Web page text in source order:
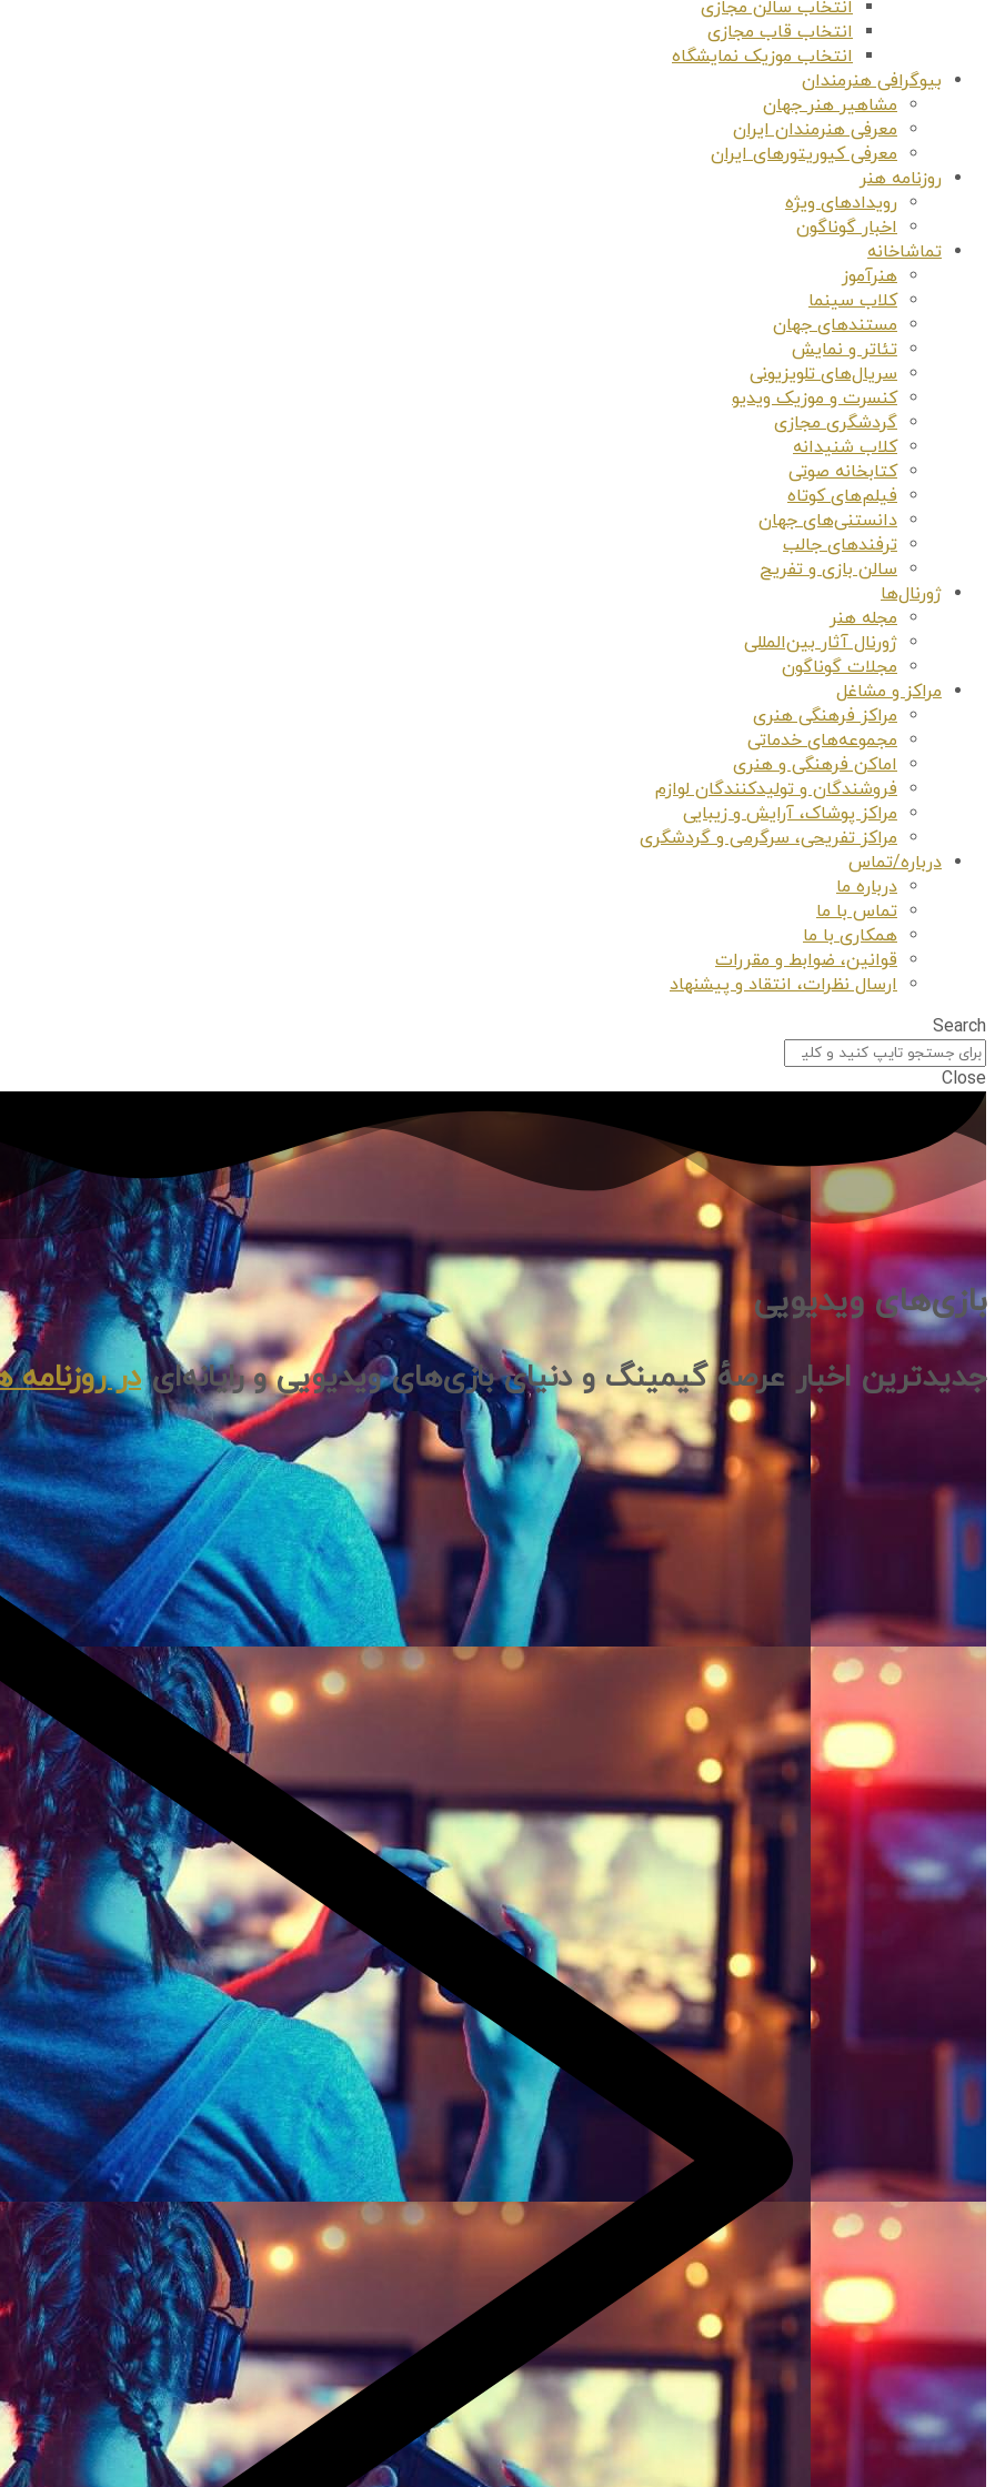
انتخاب سالن مجازی
انتخاب قاب مجازی
انتخاب موزیک نمایشگاه
بیوگرافی هنرمندان
مشاهیر هنر جهان
معرفی هنرمندان ایران
معرفی کیوریتورهای ایران
روزنامه هنر
رویدادهای ویژه
اخبار گوناگون
تماشاخانه
هنرآموز
کلاب سینما
مستندهای جهان
تئاتر و نمایش
سریال‌های تلویزیونی
کنسرت و موزیک ویدیو
گردشگری مجازی
کلاب شنیدانه
کتابخانه صوتی
فیلم‌های کوتاه
دانستنی‌های جهان
ترفندهای جالب
سالن بازی و تفریح
ژورنال‌ها
مجله هنر
ژورنال آثار بین‌المللی
مجلات گوناگون
مراکز و مشاغل
مراکز فرهنگی هنری
مجموعه‌های خدماتی
اماکن فرهنگی و هنری
فروشندگان و تولیدکنندگان لوازم
مراکز پوشاک، آرایش و زیبایی
مراکز تفریحی، سرگرمی و گردشگری
درباره/تماس
درباره ما
تماس با ما
همکاری با ما
قوانین، ضوابط و مقررات
ارسال نظرات، انتقاد و پیشنهاد
Search
Close
بازی‌های ویدیویی
جدیدترین اخبار عرصهٔ گیمینگ و دنیای بازی‌های ویدیویی و رایانه‌ایدر روزنامه